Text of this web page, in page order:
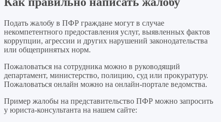
Подать жалобу в ПФР граждане могут в случае
некомпетентного предоставления услуг, выявленных фактов
коррупции, агрессии и других нарушений законодательства
или общепринятых норм.
Пожаловаться на сотрудника можно в руководящий
департамент, министерство, полицию, суд или прокуратуру.
Пожаловаться онлайн можно на онлайн-портале ведомства.
Пример жалобы на представительство ПФР можно запросить
у юриста-консультанта на нашем сайте: